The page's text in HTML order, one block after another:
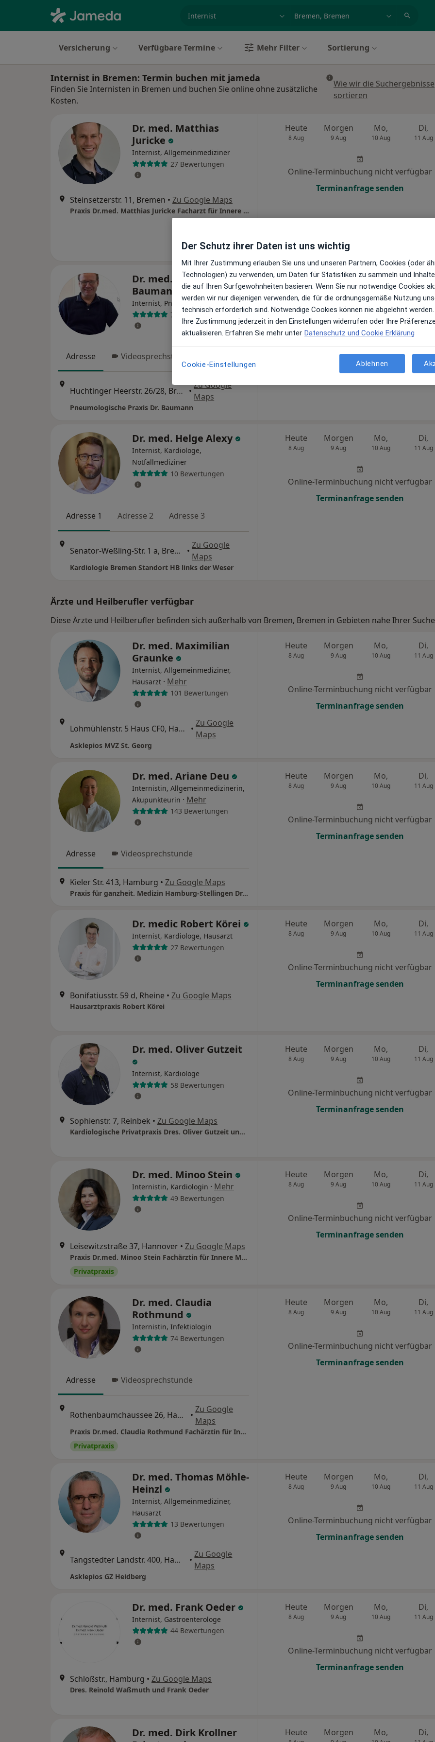
Versicherung Verfügbare Termine Mehr Filter Sortierung
Internist in Bremen: Termin buchen mit jameda
Finden Sie Internisten in Bremen und buchen Sie online ohne zusätzliche
Kosten.
Wie wir die Suchergebnisse
sortieren
Dr. med. Matthias
Juricke
Internist, Allgemeinmediziner
27 Bewertungen
Steinsetzerstr. 11, Bremen • Zu Google Maps
Praxis Dr.med. Matthias Juricke Facharzt für Innere Medizin
Heute
8 Aug
Morgen
9 Aug
Mo,
10 Aug
Di,
11 Aug
Online-Terminbuchung nicht verfügbar
Terminanfrage senden
Dr. med. Hans Jörg
Baumann
Internist, Pneumologe ·Mehr
79 Bewertungen
Adresse Videosprechstunde
Huchtinger Heerstr. 26/28, Bremen •
Zu Google
Maps
Pneumologische Praxis Dr. Baumann
Heute
8 Aug
Morgen
9 Aug
Mo,
10 Aug
Di,
11 Aug
Online-Terminbuchung nicht verfügbar
Terminanfrage senden
Dr. med. Helge Alexy
Internist, Kardiologe,
Notfallmediziner
10 Bewertungen
Adresse 1 Adresse 2 Adresse 3
Senator-Weßling-Str. 1 a, Bremen •
Zu Google
Maps
Kardiologie Bremen Standort HB links der Weser
Heute
8 Aug
Morgen
9 Aug
Mo,
10 Aug
Di,
11 Aug
Online-Terminbuchung nicht verfügbar
Terminanfrage senden
Ärzte und Heilberufler verfügbar
Diese Ärzte und Heilberufler befinden sich außerhalb von Bremen, Bremen in Gebieten nahe Ihrer
Dr. med. Maximilian
Graunke
Internist, Allgemeinmediziner,
Hausarzt · Mehr
101 Bewertungen
Lohmühlenstr. 5 Haus CF0, Hamburg •
Zu Google
Maps
Asklepios MVZ St. Georg
Heute
8 Aug
Morgen
9 Aug
Mo,
10 Aug
Di,
11 Aug
Online-Terminbuchung nicht verfügbar
Terminanfrage senden
Dr. med. Ariane Deu
Internistin, Allgemeinmedizinerin,
Akupunkteurin · Mehr
143 Bewertungen
Adresse Videosprechstunde
Kieler Str. 413, Hamburg • Zu Google Maps
Praxis für ganzheit. Medizin Hamburg-Stellingen Dr.med. Ariane Deu und Christian Kuschel
Heute
8 Aug
Morgen
9 Aug
Mo,
10 Aug
Di,
11 Aug
Online-Terminbuchung nicht verfügbar
Terminanfrage senden
Dr. medic Robert Körei
Internist, Kardiologe, Hausarzt
27 Bewertungen
Bonifatiusstr. 59 d, Rheine • Zu Google Maps
Hausarztpraxis Robert Körei
Heute
8 Aug
Morgen
9 Aug
Mo,
10 Aug
Di,
11 Aug
Online-Terminbuchung nicht verfügbar
Terminanfrage senden
Dr. med. Oliver Gutzeit
Internist, Kardiologe
58 Bewertungen
Sophienstr. 7, Reinbek • Zu Google Maps
Kardiologische Privatpraxis Dres. Oliver Gutzeit und Carsten Tack
Heute
8 Aug
Morgen
9 Aug
Mo,
10 Aug
Di,
11 Aug
Online-Terminbuchung nicht verfügbar
Terminanfrage senden
Dr. med. Minoo Stein
Internistin, Kardiologin · Mehr
49 Bewertungen
Leisewitzstraße 37, Hannover • Zu Google Maps
Praxis Dr.med. Minoo Stein Fachärztin für Innere Medizin
Privatpraxis
Heute
8 Aug
Morgen
9 Aug
Mo,
10 Aug
Di,
11 Aug
Online-Terminbuchung nicht verfügbar
Terminanfrage senden
Dr. med. Claudia
Rothmund
Internistin, Infektiologin
74 Bewertungen
Adresse Videosprechstunde
Rothenbaumchaussee 26, Hamburg •
Zu Google
Maps
Praxis Dr.med. Claudia Rothmund Fachärztin für Innere Medizin
Privatpraxis
Heute
8 Aug
Morgen
9 Aug
Mo,
10 Aug
Di,
11 Aug
Online-Terminbuchung nicht verfügbar
Terminanfrage senden
Dr. med. Thomas Möhle-
Heinzl
Internist, Allgemeinmediziner,
Hausarzt
13 Bewertungen
Tangstedter Landstr. 400, Hamburg •
Zu Google
Maps
Asklepios GZ Heidberg
Heute
8 Aug
Morgen
9 Aug
Mo,
10 Aug
Di,
11 Aug
Online-Terminbuchung nicht verfügbar
Terminanfrage senden
Dr. med. Frank Oeder
Internist, Gastroenterologe
44 Bewertungen
Schloßstr., Hamburg • Zu Google Maps
Dres. Reinold Waßmuth und Frank Oeder
Heute
8 Aug
Morgen
9 Aug
Mo,
10 Aug
Di,
11 Aug
Online-Terminbuchung nicht verfügbar
Terminanfrage senden
Dr. med. Dirk Krollner
Heute Morgen Mo, Di,
Der Schutz ihrer Daten ist uns wichtig
Mit Ihrer Zustimmung erlauben Sie uns und unseren Partnern, Cookies (oder
Technologien) zu verwenden, um Daten für Statistiken zu sammeln und
die auf Ihren Surfgewohnheiten basieren. Wenn Sie nur notwendige Cookies
werden wir nur diejenigen verwenden, die für die ordnungsgemäße Nutzung
technisch erforderlich sind. Notwendige Cookies können nie abgelehnt werden.
Ihre Zustimmung jederzeit in den Einstellungen widerrufen oder Ihre
aktualisieren. Erfahren Sie mehr unter Datenschutz und Cookie Erklärung
Cookie-Einstellungen Ablehnen